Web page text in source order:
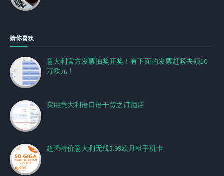
猜你喜欢
意大利官方发票抽奖开奖！有下面的发票赶紧去领10
万欧元！
实用意大利语口语干货之订酒店
超强特价意大利无线5.99欧月租手机卡